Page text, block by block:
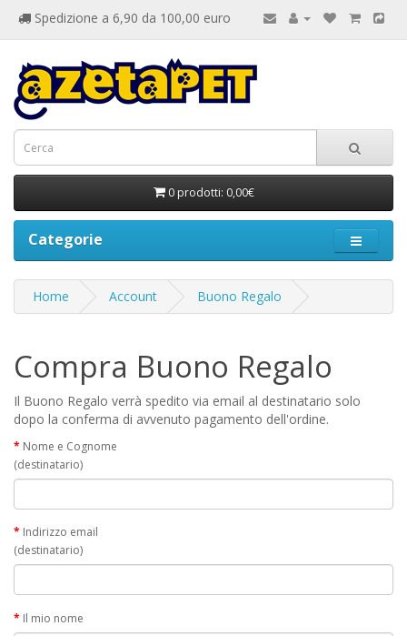
Spedizione a 6,90 da 100,00 euro
0 prodotti: 0,00€
Categorie
Home Account Buono Regalo
Compra Buono Regalo
Il Buono Regalo verrà spedito via email al destinatario solo
dopo la conferma di avvenuto pagamento dell'ordine.
Nome e Cognome
(destinatario)
Indirizzo email
(destinatario)
Il mio nome